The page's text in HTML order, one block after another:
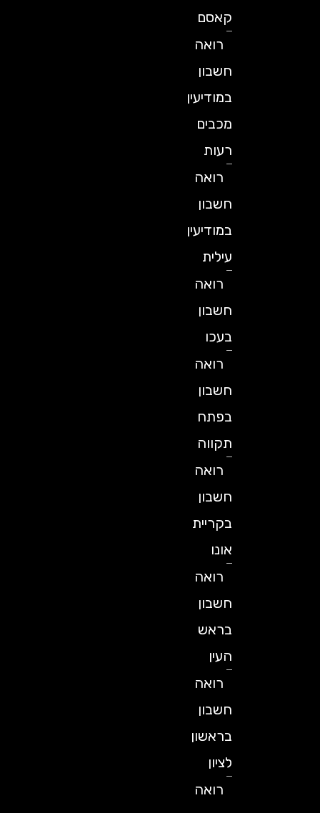
קאסם
רואה
חשבון
במודיעין
מכבים
רעות
רואה
חשבון
במודיעין
עילית
רואה
חשבון
בעכו
רואה
חשבון
בפתח
תקווה
רואה
חשבון
בקריית
רואה
חשבון
בראש
רואה
חשבון
בראשון
רואה